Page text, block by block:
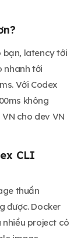
bạn, latency tới
nhanh tới
Với Codex
không
cho dev VN
CLI
thuần
được. Docker
project có